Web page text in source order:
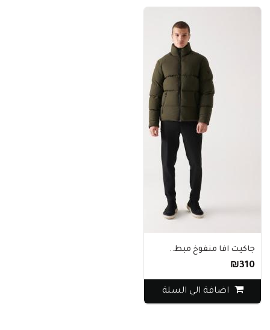
جاكيت افا منفوخ مبط..
₪310
اضافة الي السلة